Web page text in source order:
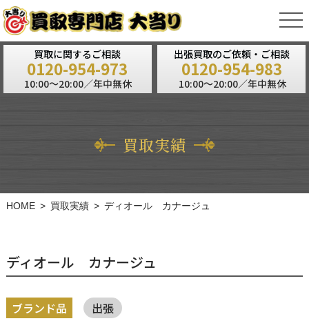
買取に関するご相談
0120-954-973
10:00～20:00／年中無休
出張買取のご依頼・ご相談
0120-954-983
10:00～20:00／年中無休
買取実績
HOME 買取実績 ディオール カナージュ
ディオール カナージュ
ブランド品 出張